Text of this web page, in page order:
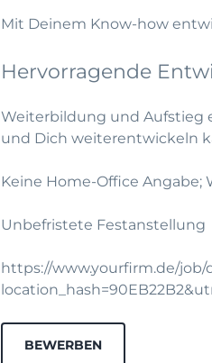
Mit Deinem Know-how
Hervorragende
Weiterbildung und Aufstieg
und Dich weiterentwickeln
Keine Home-Office
Unbefristete Festanstellung
https://www.yourfirm.de/job/
BEWERBEN